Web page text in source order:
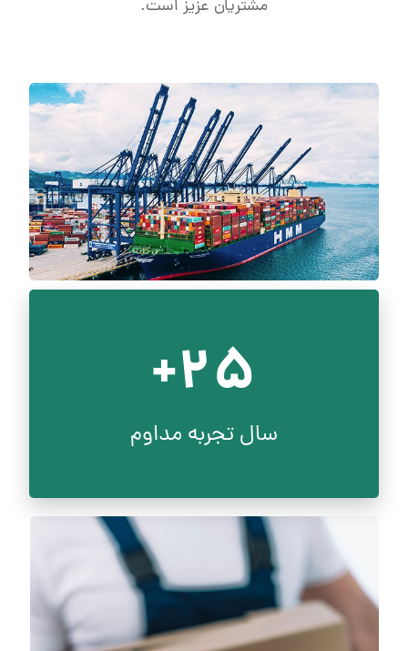
مشتریان عزیز است.
25+
سال تجربه مداوم